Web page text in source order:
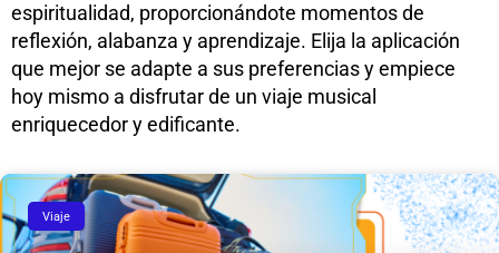
espiritualidad, proporcionándote momentos de
reflexión, alabanza y aprendizaje. Elija la aplicación
que mejor se adapte a sus preferencias y empiece
hoy mismo a disfrutar de un viaje musical
enriquecedor y edificante.
Viaje